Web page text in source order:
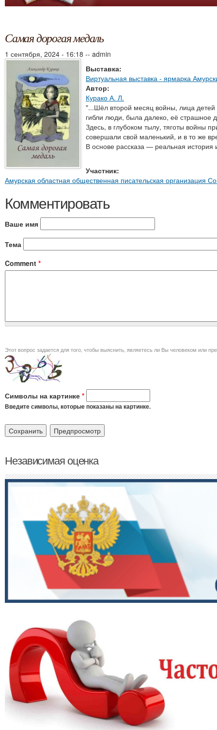
Самая дорогая медаль
1 сентября, 2024 - 16:18 -- admin
Выставка:
Виртуальная выставка - ярмарка
Автор:
Курако А. Л.
"...Шёл второй месяц войны, лица
гибли люди, была далеко, её страшное
Здесь, в глубоком тылу, тяготы войны
совершали свой маленький, и в то же
В основе рассказа — реальная история
Участник:
Амурская областная общественная писательская организация
Комментировать
Ваше имя
Тема
Comment *
Этот вопрос задается для того,
Символы на картинке *
Введите символы, которые показаны на картинке.
Независимая оценка